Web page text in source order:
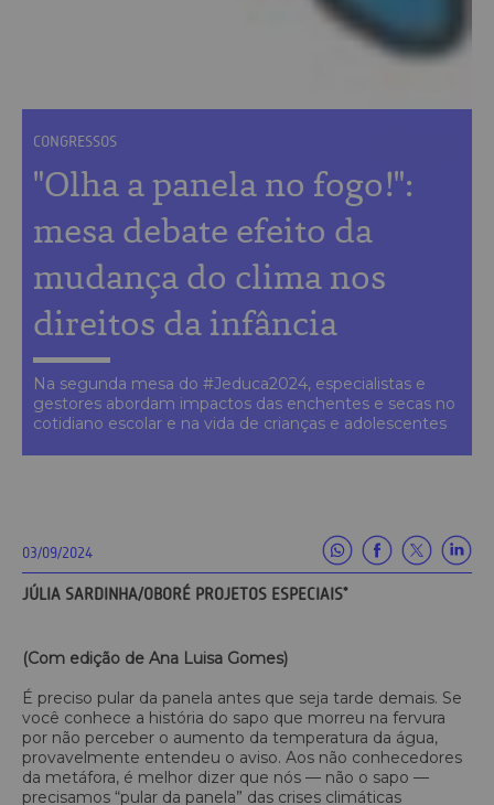
CONGRESSOS
"Olha a panela no fogo!":
mesa debate efeito da
mudança do clima nos
direitos da infância
Na segunda mesa do #Jeduca2024, especialistas e
gestores abordam impactos das enchentes e secas no
cotidiano escolar e na vida de crianças e adolescentes
03/09/2024
JÚLIA SARDINHA/OBORÉ PROJETOS ESPECIAIS*
(Com edição de Ana Luisa Gomes)
É preciso pular da panela antes que seja tarde demais. Se
você conhece a história do sapo que morreu na fervura
por não perceber o aumento da temperatura da água,
provavelmente entendeu o aviso. Aos não conhecedores
da metáfora, é melhor dizer que nós — não o sapo —
precisamos “pular da panela” das crises climáticas